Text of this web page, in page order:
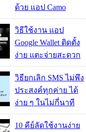
ด้วย แอป Camo
วิธีใช้งาน แอป
Google Wallet ติดตั้ง
ง่าย แตะจ่ายสะดวก
วิธียกเลิก SMS ไม่พึง
ประสงค์ทุกค่าย ได้
ง่าย ๆ ในไม่กี่นาที
10 คีย์ลัดใช้งานง่าย